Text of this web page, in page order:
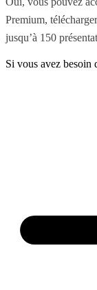
Premium,
jusqu’à 150
Si vous avez besoin